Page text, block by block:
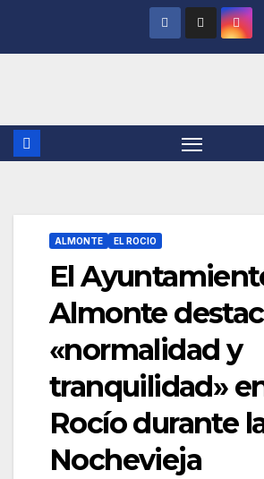
ALMONTE EL ROCIO
El
Almonte
«normalidad y
tranquilidad»
Rocío durante
Nochevieja